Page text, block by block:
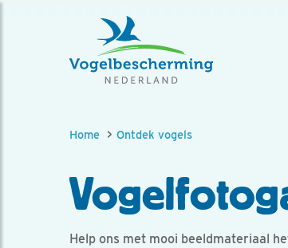
Home Ontdek vogels
Help ons met mooi beeldmateriaal